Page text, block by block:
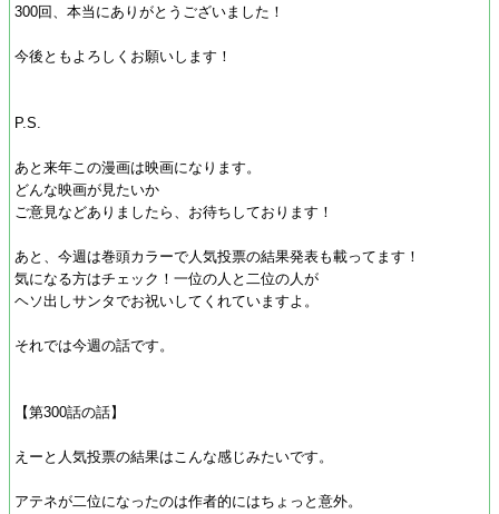
300回、本当にありがとうございました！
今後ともよろしくお願いします！
P.S.
あと来年この漫画は映画になります。
どんな映画が見たいか
ご意見などありましたら、お待ちしております！
あと、今週は巻頭カラーで人気投票の結果発表も載ってます！
気になる方はチェック！一位の人と二位の人が
ヘソ出しサンタでお祝いしてくれていますよ。
それでは今週の話です。
【第300話の話】
えーと人気投票の結果はこんな感じみたいです。
アテネが二位になったのは作者的にはちょっと意外。